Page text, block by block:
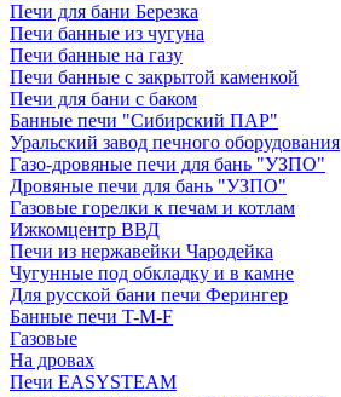
Печи для бани Березка
Печи банные из чугуна
Печи банные на газу
Печи банные с закрытой каменкой
Печи для бани с баком
Банные печи "Сибирский ПАР"
Уральский завод печного оборудования
Газо-дровяные печи для бань "УЗПО"
Дровяные печи для бань "УЗПО"
Газовые горелки к печам и котлам
Ижкомцентр ВВД
Печи из нержавейки Чародейка
Чугунные под обкладку и в камне
Для русской бани печи Ферингер
Банные печи T-M-F
Газовые
На дровах
Печи EASYSTEAM